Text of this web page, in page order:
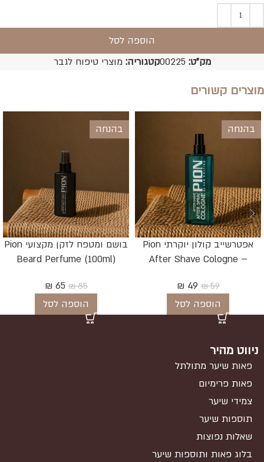
הוספה לסל
מק"ט: 00225קטגוריה: מוצרי טיפוח לגבר
מוצרים קשורים
בהנחה
אפטרשייב קולון יוקרתי Pion
After Shave Cologne –
₪59
₪ 49
הוספה לסל
בהנחה
בושם ומטפח לזקן מקצועי Pion
Beard Perfume (100ml)
₪85
₪ 65
הוספה לסל
ניווט מהיר
פאות שיער מתולתל
פאות פרימיום
צמידי שיער
תוספות שיער
שאלות נפוצות
בלוג פאות ותוספות שיער